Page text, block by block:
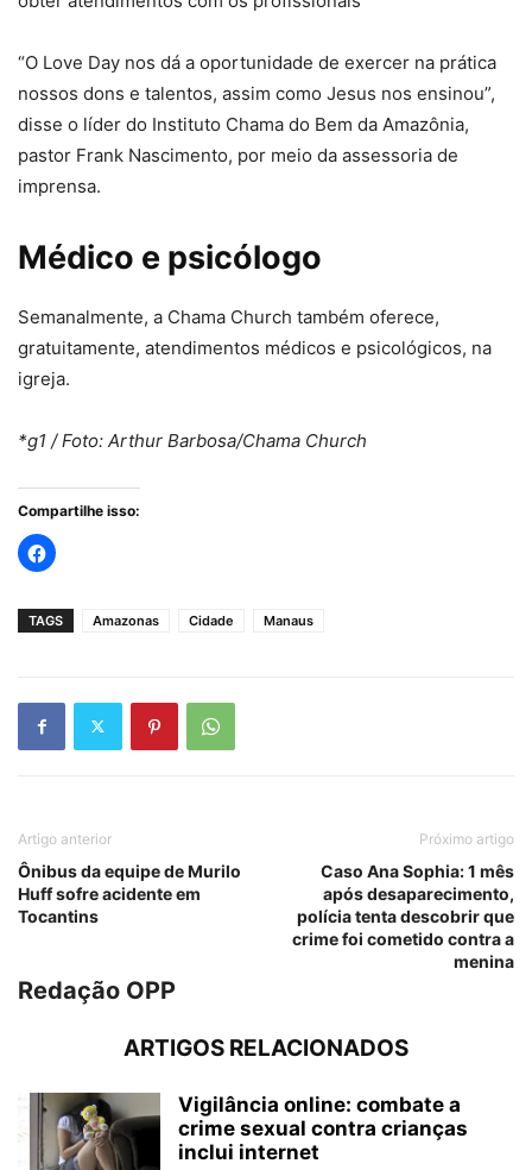
“O Love Day nos dá a oportunidade de exercer na prática
nossos dons e talentos, assim como Jesus nos ensinou”,
disse o líder do Instituto Chama do Bem da Amazônia,
pastor Frank Nascimento, por meio da assessoria de
imprensa.
Médico e psicólogo
Semanalmente, a Chama Church também oferece,
gratuitamente, atendimentos médicos e psicológicos, na
igreja.
*g1 / Foto: Arthur Barbosa/Chama Church
Compartilhe isso:
TAGS Amazonas Cidade Manaus
Artigo anterior
Ônibus da equipe de Murilo
Huff sofre acidente em
Tocantins
Próximo artigo
Caso Ana Sophia: 1 mês
após desaparecimento,
polícia tenta descobrir que
crime foi cometido contra a
menina
Redação OPP
ARTIGOS RELACIONADOS
Vigilância online: combate a
crime sexual contra crianças
inclui internet